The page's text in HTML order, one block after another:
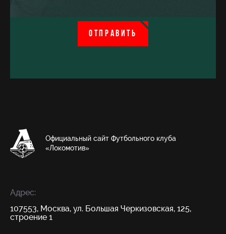
ОТПРАВИТЬ
Официальный сайт Футбольного клуба
«Локомотив»
Адрес:
107553, Москва, ул. Большая Черкизовская, 125,
строение 1